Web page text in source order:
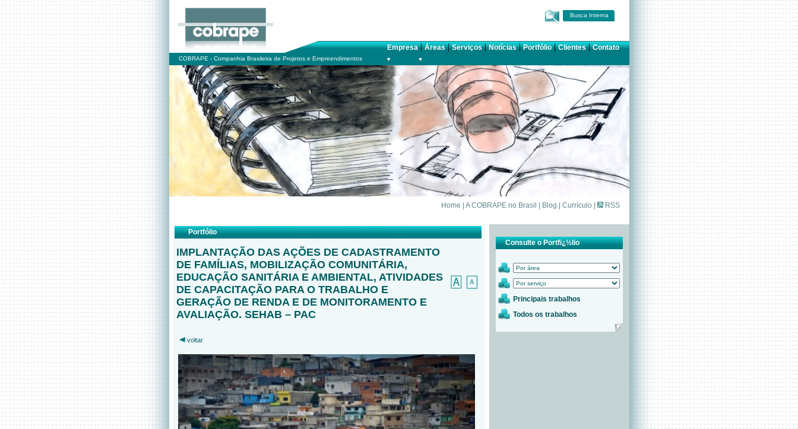
Busca Interna
Empresa|Áreas|Serviços|Notícias|Portfólio|Clientes|Contato
COBRAPE - Companhia Brasileira de Projetos e Empreendimentos
Home A COBRAPE no Brasil Blog Currículo RSS
Portfólio
IMPLANTAÇÃO DAS AÇÕES DE CADASTRAMENTO
DE FAMÍLIAS, MOBILIZAÇÃO COMUNITÁRIA,
EDUCAÇÃO SANITÁRIA E AMBIENTAL, ATIVIDADES
DE CAPACITAÇÃO PARA O TRABALHO E
GERAÇÃO DE RENDA E DE MONITORAMENTO E
AVALIAÇÃO. SEHAB – PAC
voltar
Consulte o Portfï¿½lio
Principais trabalhos
Todos os trabalhos